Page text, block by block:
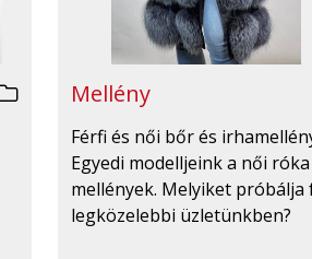
Mellény
Férfi és női bőr és
Egyedi modelljeink a női róka
mellények. Melyiket próbálja
legközelebbi üzletünkben?